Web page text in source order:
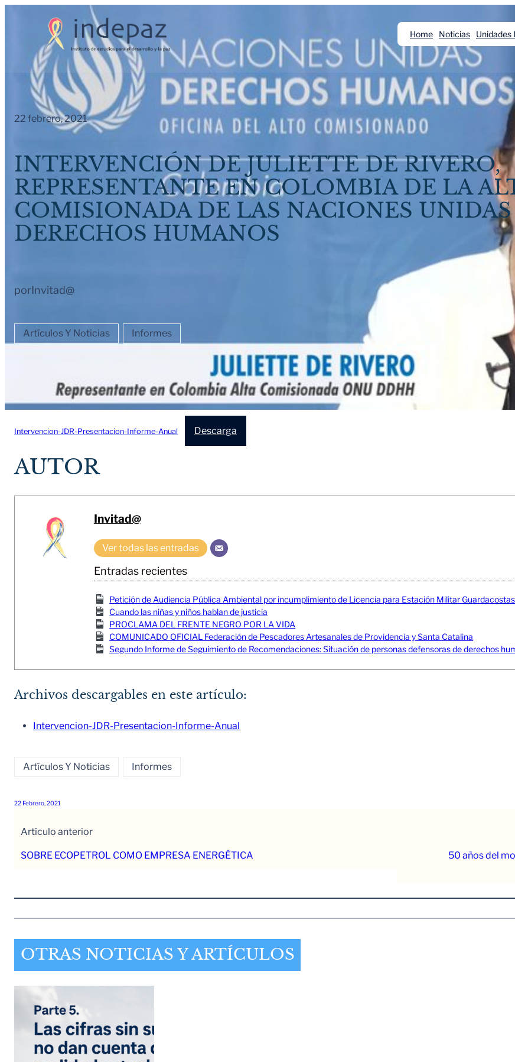
Home Noticias Unidades
22 febrero, 2021
INTERVENCIÓN DE JULIETTE DE RIVERO,
REPRESENTANTE EN COLOMBIA DE LA
COMISIONADA DE LAS NACIONES UNIDAS
DERECHOS HUMANOS
porInvitad@
Artículos Y Noticias Informes
Intervencion-JDR-Presentacion-Informe-Anual Descarga
AUTOR
Invitad@
Ver todas las entradas
Entradas recientes
Petición de Audiencia Pública Ambiental por incumplimiento de Licencia para Estación Militar
Cuando las niñas y niños hablan de justicia
PROCLAMA DEL FRENTE NEGRO POR LA VIDA
COMUNICADO OFICIAL Federación de Pescadores Artesanales de Providencia y Santa Catalina
Segundo Informe de Seguimiento de Recomendaciones: Situación de personas defensoras de derechos
Archivos descargables en este artículo:
Intervencion-JDR-Presentacion-Informe-Anual
Artículos Y Noticias Informes
22 Febrero, 2021
Artículo anterior
SOBRE ECOPETROL COMO EMPRESA ENERGÉTICA
50 años del
OTRAS NOTICIAS Y ARTÍCULOS